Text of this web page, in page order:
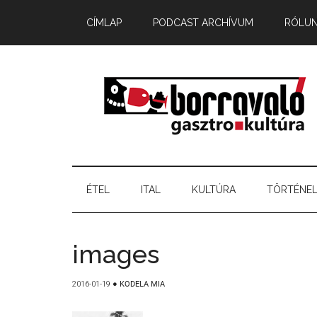
CÍMLAP PODCAST ARCHÍVUM
ÉTEL ITAL KULTÚRA
images
2016-01-19 ● KODELA MIA